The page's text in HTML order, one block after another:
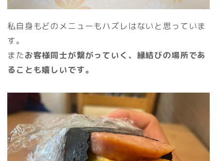
私自身もどのメニューもハズレはないと思っていま
す。
またお客様同士が繋がっていく、縁結びの場所であ
ることも嬉しいです。